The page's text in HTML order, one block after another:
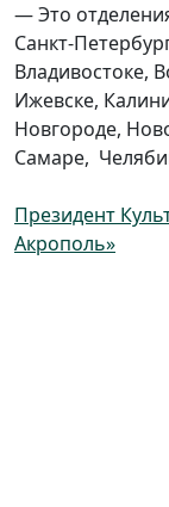
— Это
Санкт-
Владивостоке,
Ижевске,
Новгороде,
Самаре,
Президент
Акрополь»